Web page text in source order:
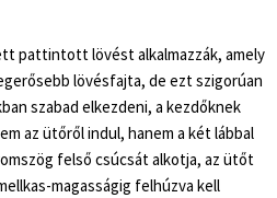
pattintott lövést alkalmazzák, amely
lövésfajta, de ezt szigorúan
szabad elkezdeni, a kezdőknek
az ütőről indul, hanem a két lábbal
felső csúcsát alkotja, az ütőt
magasságig felhúzva kell